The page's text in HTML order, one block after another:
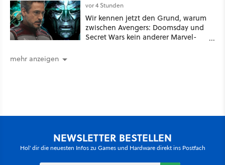
vor 4 Stunden
Wir kennen jetzt den Grund, warum
zwischen Avengers: Doomsday und
Secret Wars kein anderer Marvel-
mehr anzeigen
NEWSLETTER BESTELLEN
Hol' dir die neuesten Infos zu Games und Hardware direkt ins Postfach